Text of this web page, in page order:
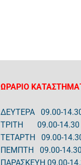
ΩΡΑΡΙΟ
ΔΕΥΤΕΡΑ 09.00-
ΤΡΙΤΗ 09.00-14.30
ΤΕΤΑΡΤΗ 09.00-
ΠΕΜΠΤΗ 09.00-
ΠΑΡΑΣΚΕΥΗ 09.00-